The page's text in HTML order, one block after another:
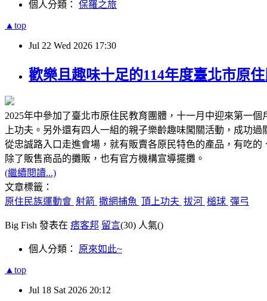
個人分類： 保羅之旅
▲top
Jul 22 Wed 2026 17:30
歡樂且趣味十足的114年度臺北市原
2025年中參加了臺北市原住民教育團體，十一月中迎來第一
上功夫。另外還有四人一組的親子樂齡趣味闖關活動，成功
從忠誠路入口走進會場，就有販賣各原民特色的產品，有吃
除了販售商品的攤販，也有官方機構宣導擺攤。
(繼續閱讀...)
文章標籤：
原住民族運動會 射箭 撒網捕魚 頂上功夫 拔河 槌球 彈弓
Big Fish 發表在 痞客邦 留言(30) 人氣()
個人分類： 原來如此~
▲top
Jul 18 Sat 2026 20:12